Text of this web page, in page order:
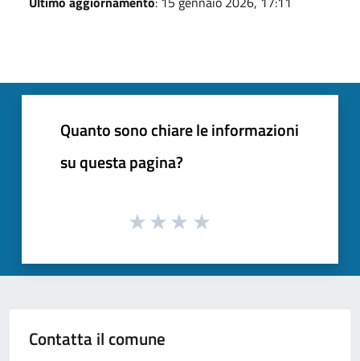
Quanto sono chiare le informazioni
su questa pagina?
Contatta il comune